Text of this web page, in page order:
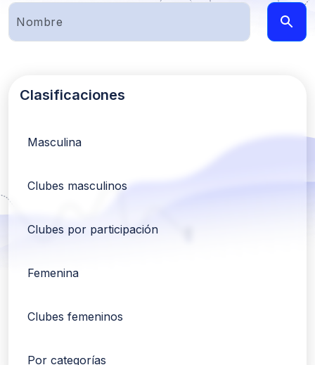
Clasificaciones
Masculina
Clubes masculinos
Clubes por participación
Femenina
Clubes femeninos
Por categorías